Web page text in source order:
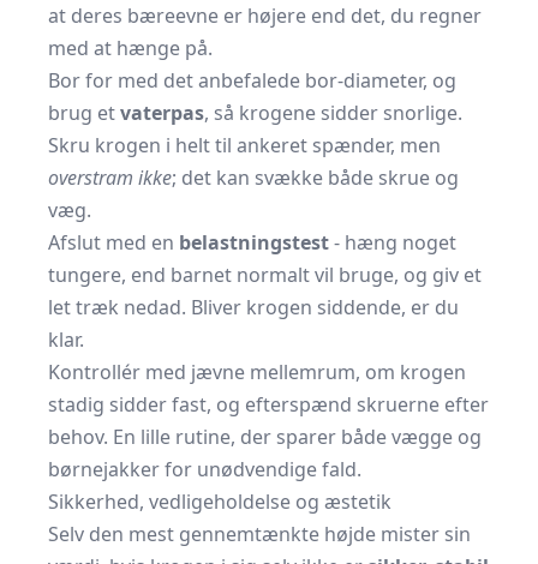
at deres bæreevne er højere end det, du regner
med at hænge på.
Bor for med det anbefalede bor-diameter, og
brug etvaterpas, så krogene sidder snorlige.
Skru krogen i helt til ankeret spænder, men
overstram ikke; det kan svække både skrue og
væg.
Afslut med en belastningstest- hæng noget
tungere, end barnet normalt vil bruge, og giv et
let træk nedad. Bliver krogen siddende, er du
klar.
Kontrollér med jævne mellemrum, om krogen
stadig sidder fast, og efterspænd skruerne efter
behov. En lille rutine, der sparer både vægge og
børnejakker for unødvendige fald.
Sikkerhed, vedligeholdelse og æstetik
Selv den mest gennemtænkte højde mister sin